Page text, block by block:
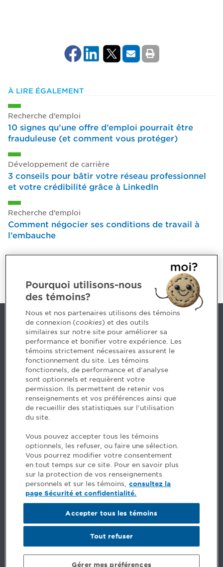
À LIRE ÉGALEMENT
Recherche d’emploi
10 signes qu’une offre d’emploi pourrait être
frauduleuse (et comment vous protéger)
Développement de carrière
3 conseils pour bâtir votre réseau professionnel
et votre crédibilité grâce à LinkedIn
Recherche d’emploi
Comment négocier ses conditions de travail à
l’embauche
Articles - Conseils et outils
Nous joindre
514 788-1376 1 800 363-4688 [3033]
emploiCPA@cpaquebec.ca
5, Place Ville Marie, bureau 800, Montréal
(Québec)H3B 2G2
www.cpaquebec.ca
Facebook – CPA
Instagram
LinkedIn - CPA
LinkedIn - Emploi CPA
TikTok
YouTube
Sécurité et confidentialité
Ordre des comptables professionnels agréés du Québec
Pourquoi utilisons-nous
des témoins?
Nous et nos partenaires utilisons des témoins
de connexion (cookies) et des outils
similaires sur notre site pour améliorer sa
performance et bonifier votre expérience. Les
témoins strictement nécessaires assurent le
fonctionnement du site. Les témoins
fonctionnels, de performance et d'analyse
sont optionnels et requièrent votre
permission. Ils permettent de retenir vos
renseignements et vos préférences ainsi que
de recueillir des statistiques sur l'utilisation
du site.
Vous pouvez accepter tous les témoins
optionnels, les refuser, ou faire une sélection.
Vous pourrez modifier votre consentement
en tout temps sur ce site. Pour en savoir plus
sur la protection de vos renseignements
personnels et sur les témoins, consultez la
page Sécurité et confidentialité.
Gérer mes préférences
Tout refuser
Accepter tous les témoins